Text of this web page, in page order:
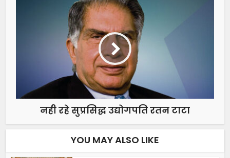
नही रहे सुप्रसिद्ध उद्योगपति रतन टाटा
YOU MAY ALSO LIKE